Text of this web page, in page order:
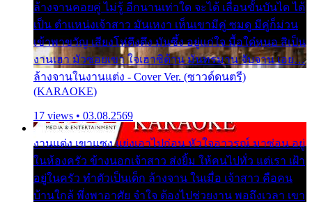
ล้างจานคอยคู่ ไม่รู้ อีกนานเท่าใด จะได้ เลื่อนขั้นบันได ได้
เป็น ตำแหน่งเจ้าสาว มันเหงา เห็นเขามีคู่ ซมดู มีคู่ก็ม่วน
เข้าพาขวัญ เสียงโห่ตึงตึง มันซึ้ง อยู่แก่ใจ มื้อใด๋หนอ สิเป็น
งานเฮา มัวซอยเขา ใจเฮาซิด้าน มันทรมาน จับจาน เอย…
ล้างจานในงานแต่ง - Cover Ver. (ซาวด์ดนตรี)
(KARAOKE)
17 views • 03.08.2569
งานแต่ง เขาแซง แย่งเอาไปก่อน หัวใจอาวรณ์ มาซ่อน อยู่
ในห้องครัว ข้างนอกเจ้าสาว ส่งยิ้ม ให้คนไปทั่ว แต่เรา เฝ้า
อยู่ในครัว ทำตัวเป็นเด็ก ล้างจาน ในเมื่อ เจ้าสาว คือคน
บ้านใกล้ พึ่งพาอาศัย จำใจ ต้องไปช่วยงาน พอถึงเวลา เขา